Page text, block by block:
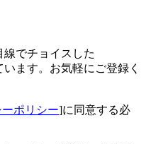
でチョイスした
ます。お気軽にご登録く
ポリシー]に同意する必